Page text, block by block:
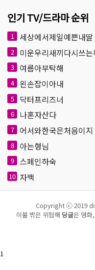
인기 TV/드라마 순위
1 세상에서제일예쁜내딸
2 미운우리새끼다시쓰
3 여름아부탁해
4 왼손잡이아내
5 닥터프리즈너
6 나혼자산다
7 어서와한국은처음이지
8 아는형님
9 스페인하숙
10 자백
Copyright ⓒ 2019
이불 밖은 위험해 딩글은 영화
1